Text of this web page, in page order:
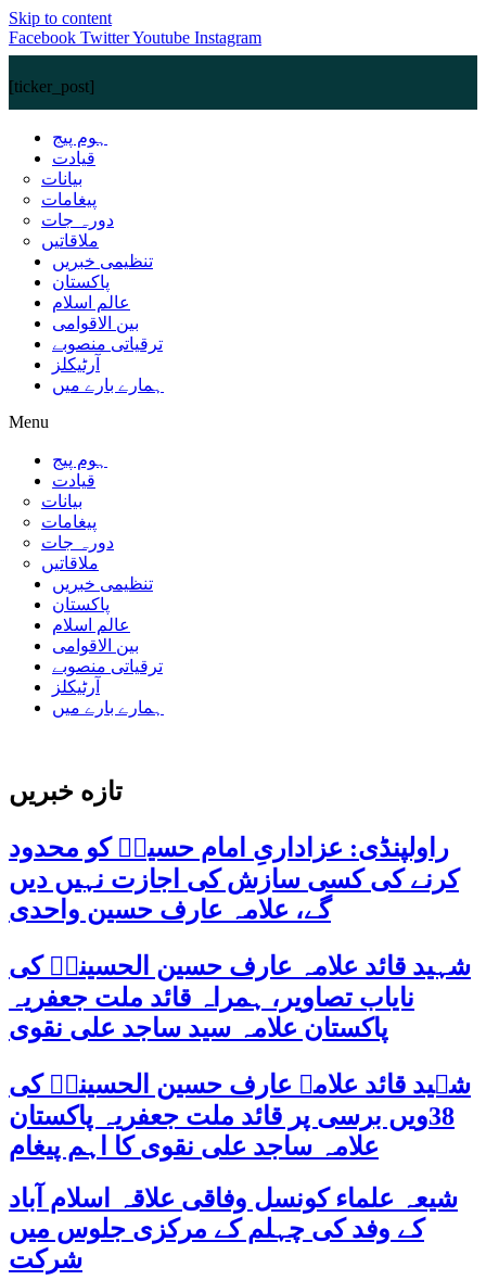
Skip to content
Facebook TwitterYoutube Instagram
[ticker_post]
ہوم پیج
قیادت
بیانات
پیغامات
دورہ جات
ملاقاتیں
تنظیمی خبریں
پاکستان
عالم اسلام
بین الاقوامی
ترقیاتی منصوبے
آرٹیکلز
ہمارے بارے میں
Menu
ہوم پیج
قیادت
بیانات
پیغامات
دورہ جات
ملاقاتیں
تنظیمی خبریں
پاکستان
عالم اسلام
بین الاقوامی
ترقیاتی منصوبے
آرٹیکلز
ہمارے بارے میں
تازه خبریں
راولپنڈی: عزاداریِ امام حسینؑ کو محدود
کرنے کی کسی سازش کی اجازت نہیں دیں
گے، علامہ عارف حسین واحدی
شہید قائد علامہ عارف حسین الحسینیؒ کی
نایاب تصاویر، ہمراہ قائد ملت جعفریہ
پاکستان علامہ سید ساجد علی نقوی
شہید قائد علامہ عارف حسین الحسینیؒ کی
38ویں برسی پر قائد ملت جعفریہ پاکستان
علامہ ساجد علی نقوی کا اہم پیغام
شیعہ علماء کونسل وفاقی علاقہ اسلام آباد
کے وفد کی چہلم کے مرکزی جلوس میں
شرکت